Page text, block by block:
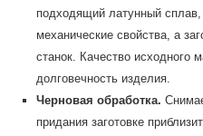
подходящий латунный
механические свойства, а
станок. Качество исходного
долговечность изделия.
Черновая обработка.
придания заготовке